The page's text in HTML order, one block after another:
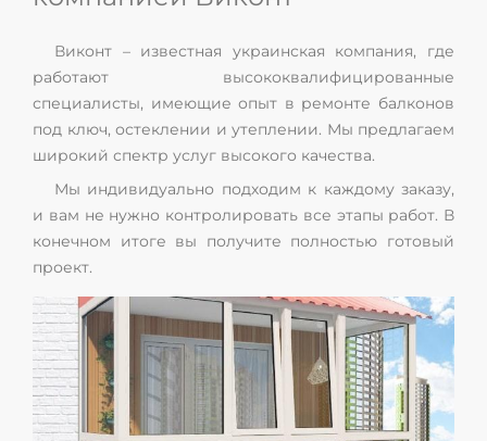
Виконт – известная украинская компания, где
работают высококвалифицированные
специалисты, имеющие опыт в ремонте балконов
под ключ, остеклении и утеплении. Мы предлагаем
широкий спектр услуг высокого качества.
Мы индивидуально подходим к каждому заказу,
и вам не нужно контролировать все этапы работ. В
конечном итоге вы получите полностью готовый
проект.